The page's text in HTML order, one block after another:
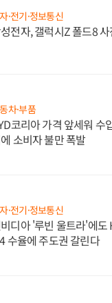
·전기·정보통신
전자, 갤럭시Z 폴드8
차·부품
코리아 가격 앞세워 수
소비자 불만 폭발
·전기·정보통신
디아 '루빈 울트라'에도
수율에 주도권 갈린다